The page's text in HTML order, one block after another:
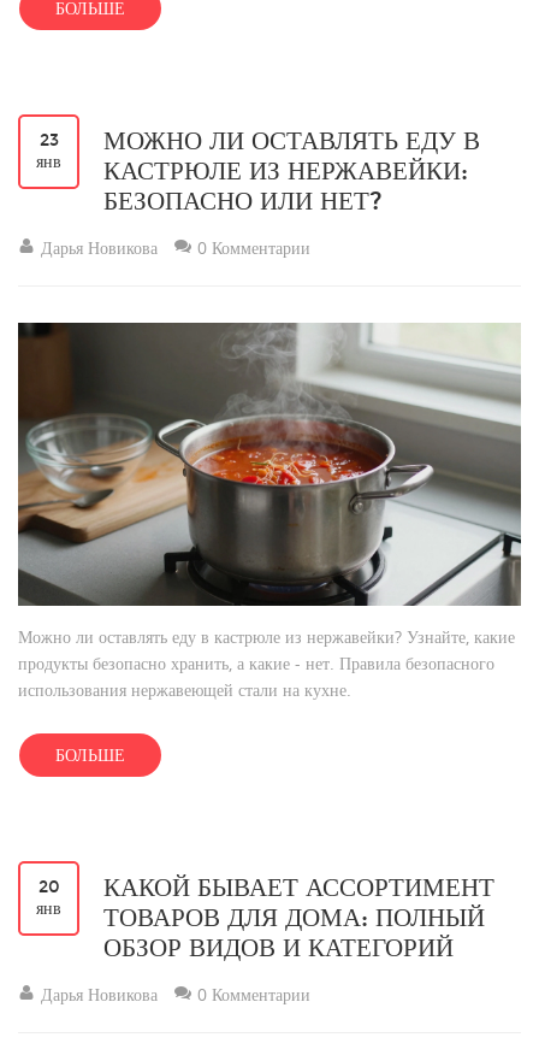
БОЛЬШЕ
23
янв
МОЖНО ЛИ ОСТАВЛЯТЬ ЕДУ В
КАСТРЮЛЕ ИЗ НЕРЖАВЕЙКИ:
БЕЗОПАСНО ИЛИ НЕТ?
Дарья Новикова 0 Комментарии
Можно ли оставлять еду в кастрюле из нержавейки? Узнайте, какие
продукты безопасно хранить, а какие - нет. Правила безопасного
использования нержавеющей стали на кухне.
БОЛЬШЕ
20
янв
КАКОЙ БЫВАЕТ АССОРТИМЕНТ
ТОВАРОВ ДЛЯ ДОМА: ПОЛНЫЙ
ОБЗОР ВИДОВ И КАТЕГОРИЙ
Дарья Новикова 0 Комментарии